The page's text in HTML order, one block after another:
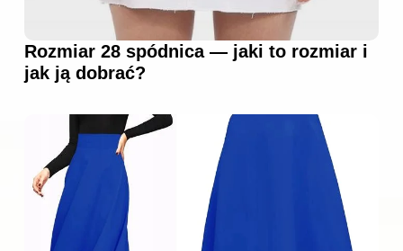
Rozmiar 28 spódnica — jaki to rozmiar i
jak ją dobrać?